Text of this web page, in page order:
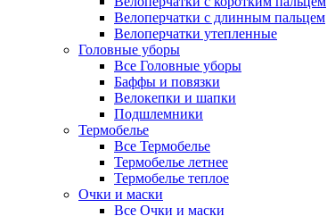
Велоперчатки с длинным пальцем
Велоперчатки утепленные
Головные уборы
Все Головные уборы
Баффы и повязки
Велокепки и шапки
Подшлемники
Термобелье
Все Термобелье
Термобелье летнее
Термобелье теплое
Очки и маски
Все Очки и маски